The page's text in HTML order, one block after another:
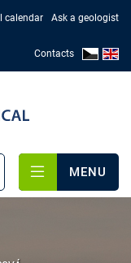
calendar Ask a geologist
Contacts
MENU